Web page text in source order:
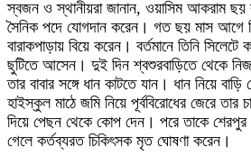
স্বজন ও স্থানীয়রা জানান, ওয়াসিম আকরাম ছয়
সৈনিক পদে যোগদান করেন। গত ছয় মাস আগে
বারাকপাড়ায় বিয়ে করেন। বর্তমানে তিনি
ছুটিতে আসেন। দুই দিন শ্বশুরবাড়িতে থেকে
তার বাবার সঙ্গে ধান কাটতে যান। ধান নিয়ে
হাইস্কুল মাঠে জমি নিয়ে পূর্ববিরোধের জেরে তার
দিয়ে পেছন থেকে কোপ দেন। পরে তাকে শেরপুর
গেলে কর্তব্যরত চিকিৎসক মৃত ঘোষণা করেন।